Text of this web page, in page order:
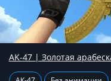
AK-47 | Золотая